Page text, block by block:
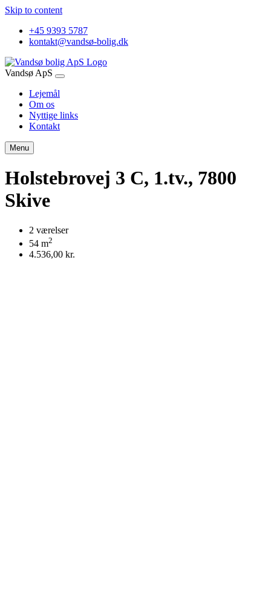
Skip to content
+45 9393 5787
kontakt@vandsø-bolig.dk
Vandsø ApS
Lejemål
Om os
Nyttige links
Kontakt
Menu
Holstebrovej 3 C, 1.tv., 7800
Skive
2 værelser
54 m2
4.536,00 kr.